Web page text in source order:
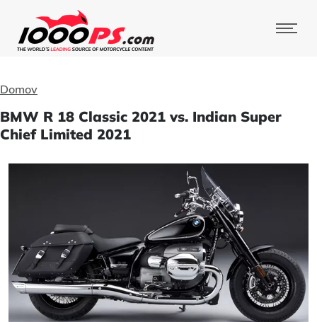
Domov
BMW R 18 Classic 2021 vs. Indian Super
Chief Limited 2021